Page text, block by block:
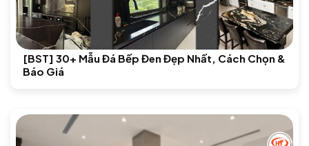
[BST] 30+ Mẫu Đá Bếp Đen Đẹp Nhất, Cách Chọn &
Báo Giá